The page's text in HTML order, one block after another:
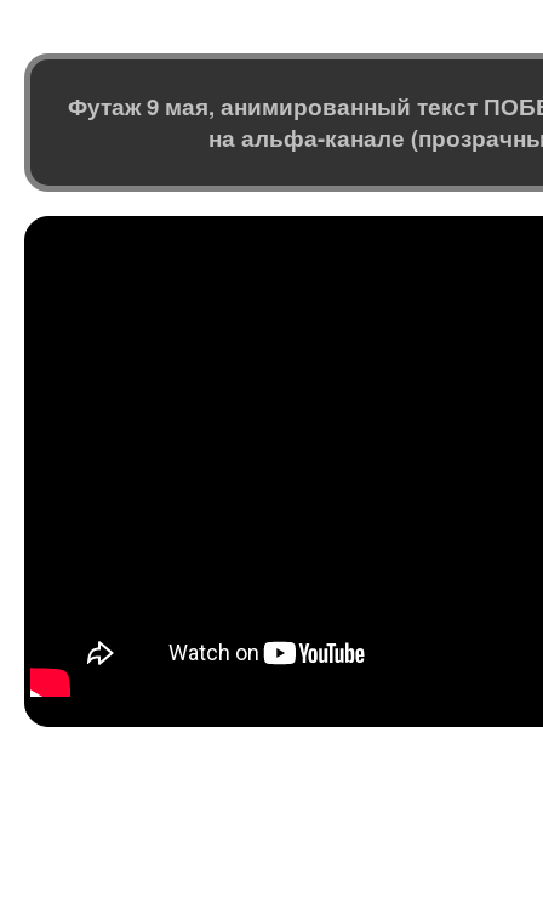
Футаж 9 мая, анимированный текст
на альфа-канале